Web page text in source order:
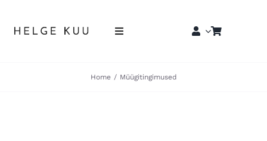
Toggle
Home Müügitingimused